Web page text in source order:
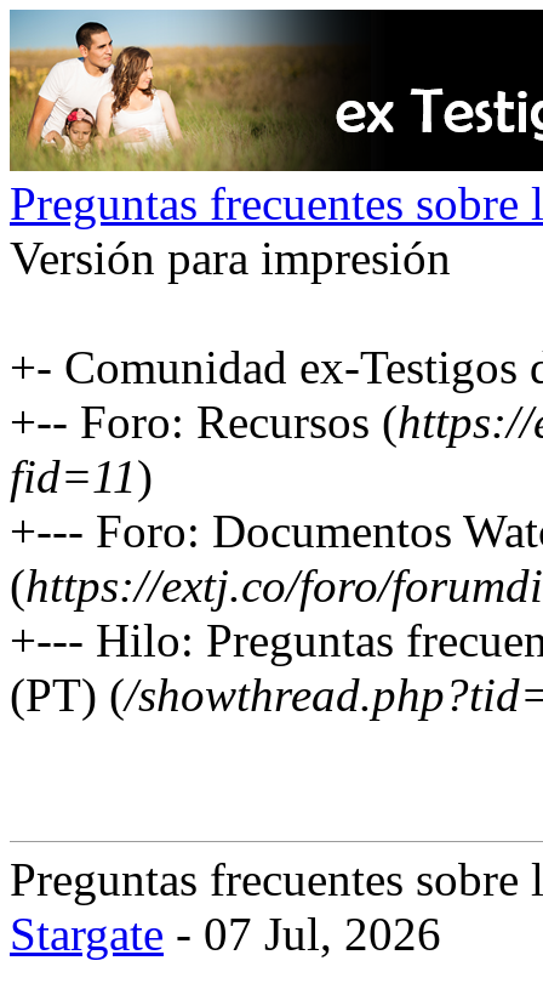
Preguntas frecuentes
Versión para impresión
+- Comunidad ex-Testigos
+-- Foro: Recursos (
fid=11)
+--- Foro: Documentos
(https://extj.co/foro/
+--- Hilo: Preguntas
(PT) (/
Preguntas frecuentes
Stargate - 07 Jul, 2026